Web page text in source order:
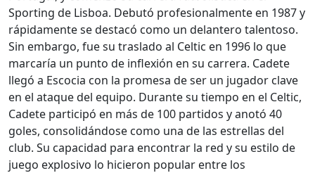
Sporting de Lisboa. Debutó profesionalmente en 1987 y
rápidamente se destacó como un delantero talentoso.
Sin embargo, fue su traslado al Celtic en 1996 lo que
marcaría un punto de inflexión en su carrera. Cadete
llegó a Escocia con la promesa de ser un jugador clave
en el ataque del equipo. Durante su tiempo en el Celtic,
Cadete participó en más de 100 partidos y anotó 40
goles, consolidándose como una de las estrellas del
club. Su capacidad para encontrar la red y su estilo de
juego explosivo lo hicieron popular entre los